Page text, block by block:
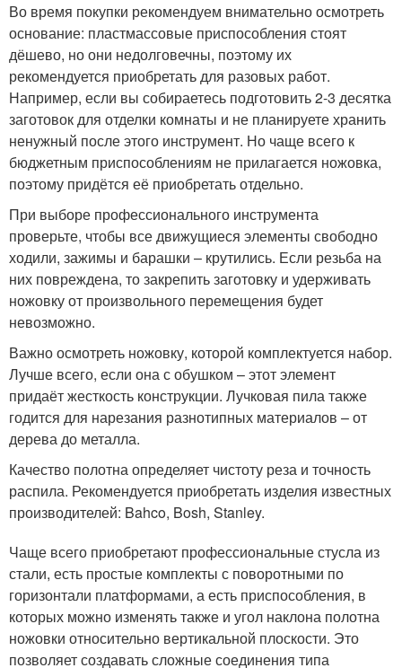
Во время покупки рекомендуем внимательно осмотреть
основание: пластмассовые приспособления стоят
дёшево, но они недолговечны, поэтому их
рекомендуется приобретать для разовых работ.
Например, если вы собираетесь подготовить 2-3 десятка
заготовок для отделки комнаты и не планируете хранить
ненужный после этого инструмент. Но чаще всего к
бюджетным приспособлениям не прилагается ножовка,
поэтому придётся её приобретать отдельно.
При выборе профессионального инструмента
проверьте, чтобы все движущиеся элементы свободно
ходили, зажимы и барашки – крутились. Если резьба на
них повреждена, то закрепить заготовку и удерживать
ножовку от произвольного перемещения будет
невозможно.
Важно осмотреть ножовку, которой комплектуется набор.
Лучше всего, если она с обушком – этот элемент
придаёт жесткость конструкции. Лучковая пила также
годится для нарезания разнотипных материалов – от
дерева до металла.
Качество полотна определяет чистоту реза и точность
распила. Рекомендуется приобретать изделия известных
производителей: Bahco, Bosh, Stanley.
Чаще всего приобретают профессиональные стусла из
стали, есть простые комплекты с поворотными по
горизонтали платформами, а есть приспособления, в
которых можно изменять также и угол наклона полотна
ножовки относительно вертикальной плоскости. Это
позволяет создавать сложные соединения типа